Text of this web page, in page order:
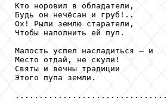
Кто норовил в обладатели,
Будь он нечёсан и груб!..
Ох! Рыли землю старатели,
Чтобы наполнить ей пуп.
Малость успел насладиться — и
Место отдай, не скули!
Святы и вечны традиции
Этого пупа земли.